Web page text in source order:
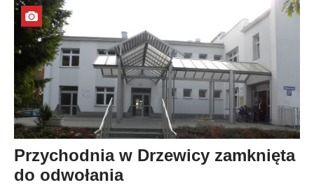
Przychodnia w Drzewicy zamknięta
do odwołania